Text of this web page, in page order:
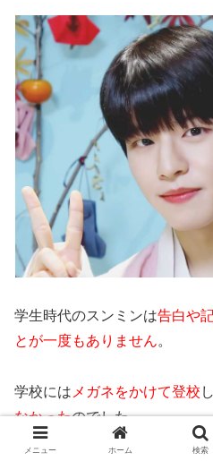
学生時代のスンミンは告白や
とが一度もありません。
学校には メガネをかけて登校
なかったのでした。
メニュー ホーム 検索